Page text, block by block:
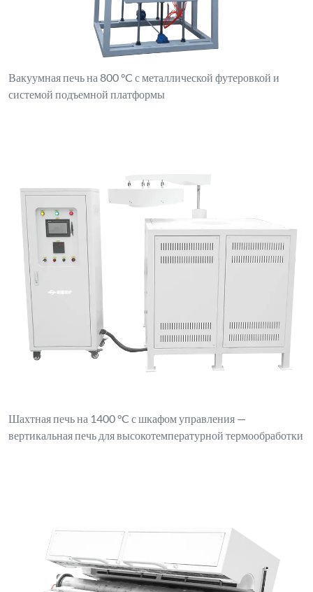
Вакуумная печь на 800 °C с металлической футеровкой и
системой подъемной платформы
Шахтная печь на 1400 °C с шкафом управления —
вертикальная печь для высокотемпературной термообработки